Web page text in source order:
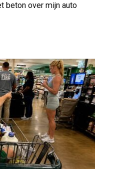
beton over mijn auto